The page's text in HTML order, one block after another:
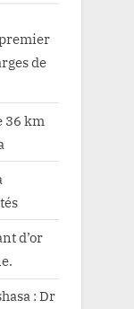
de
36 km
d’or
: Dr